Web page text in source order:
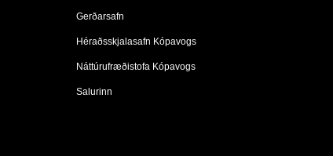
Gerðarsafn
Héraðsskjalasafn Kópavogs
Náttúrufræðistofa Kópavogs
Salurinn